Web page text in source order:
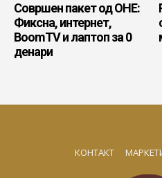
Совршен пакет од ОНЕ:
Фиксна, интернет,
BoomTV и лаптоп за 0
денари
КОНТАКТ